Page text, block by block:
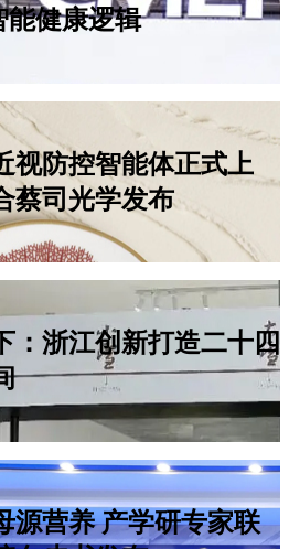
能健康逻辑
视防控智能体正式上
蔡司光学发布
：浙江创新打造二十四
源营养 产学研专家联